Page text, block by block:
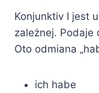
Konjunktiv I jest
zależnej. Podaje
Oto odmiana
ich habe